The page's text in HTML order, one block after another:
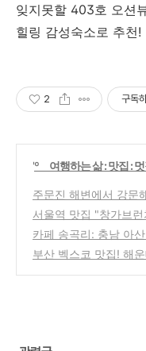
잊지못할 403호 오션
힐링 감성숙소로 추천!
2 구독
'º 여행하는 삶 : 맛집 :
주문진 해변에서 강문
여행
(1)
서울역 맛집 "창가브
카페 빌라앰버시
(2)
카페 송곡리: 충남 아
처 디저트 카페
(3)
부산 벡스코 맛집! 해